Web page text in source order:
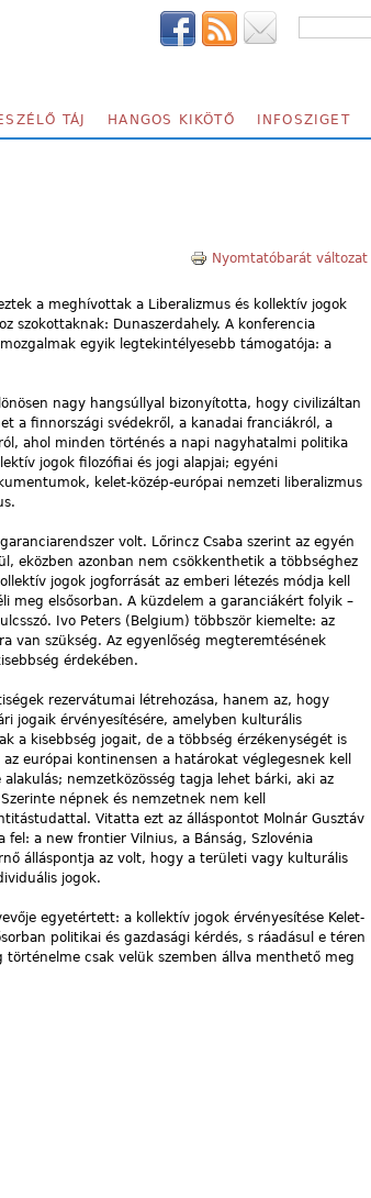
TÁJ HANGOS KIKÖTŐ INFOSZIGET
Nyomtatóbarát változat
a meghívottak a Liberalizmus és kollektív jogok
szokottaknak: Dunaszerdahely. A konferencia
egyik legtekintélyesebb támogatója: a
nagy hangsúllyal bizonyította, hogy civilizáltan
a finnországi svédekről, a kanadai franciákról, a
ahol minden történés a napi nagyhatalmi politika
jogok filozófiai és jogi alapjai; egyéni
kelet-közép-európai nemzeti liberalizmus
volt. Lőrincz Csaba szerint az egyén
eközben azonban nem csökkenthetik a többséghez
jogok jogforrását az emberi létezés módja kell
meg elsősorban. A küzdelem a garanciákért folyik –
Ivo Peters (Belgium) többször kiemelte: az
van szükség. Az egyenlőség megteremtésének
érdekében.
rezervátumai létrehozása, hanem az, hogy
jogaik érvényesítésére, amelyben kulturális
a kisebbség jogait, de a többség érzékenységét is
európai kontinensen a határokat véglegesnek kell
nemzetközösség tagja lehet bárki, aki az
népnek és nemzetnek nem kell
Vitatta ezt az álláspontot Molnár Gusztáv
fel: a new frontier Vilnius, a Bánság, Szlovénia
álláspontja az volt, hogy a területi vagy kulturális
jogok.
egyetértett: a kollektív jogok érvényesítése Kelet-
politikai és gazdasági kérdés, s ráadásul e téren
történelme csak velük szemben állva menthető meg